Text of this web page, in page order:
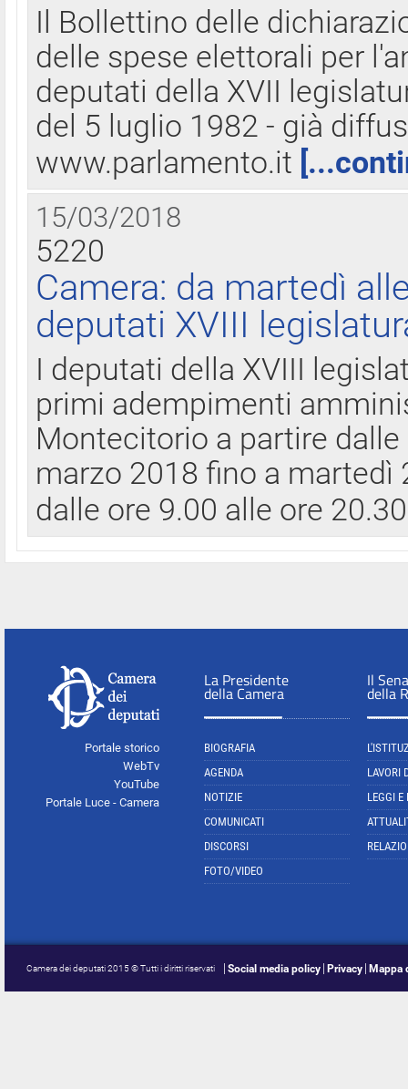
Il Bollettino delle
delle spese elettorali per
deputati della XVII
del 5 luglio 1982 - già
www.parlamento.it
15/03/2018
5220
Camera: da martedì
deputati XVIII
I deputati della XVIII
primi adempimenti
Montecitorio a partire
marzo 2018 fino a
dalle ore 9.00 alle ore
Portale storico
WebTv
YouTube
Portale Luce - Camera
La Presidente
della Camera
BIOGRAFIA
AGENDA
NOTIZIE
COMUNICATI
DISCORSI
FOTO/VIDEO
Il
della
LAVORI
LEGGI E
Camera dei deputati 2015 © Tutti i diritti riservati Social media policy Privacy Mappa